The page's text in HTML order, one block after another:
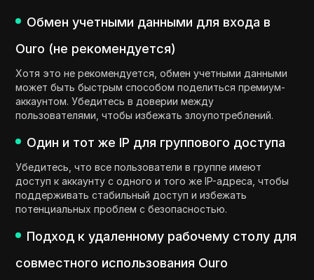
Обмен учетными данными для входа в
Ouro (не рекомендуется)
Хотя это не рекомендуется, обмен учетными данными
может быть быстрым способом поделиться премиум-
аккаунтом. Убедитесь в доверии между
пользователями, чтобы избежать злоупотреблений.
Один и тот же IP для группового доступа
Убедитесь, что все пользователи в группе имеют
доступ к аккаунту с одного и того же IP-адреса, чтобы
поддерживать стабильный доступ и избежать
потенциальных проблем с безопасностью.
Подход к удаленному рабочему столу для
совместного использования Ouro